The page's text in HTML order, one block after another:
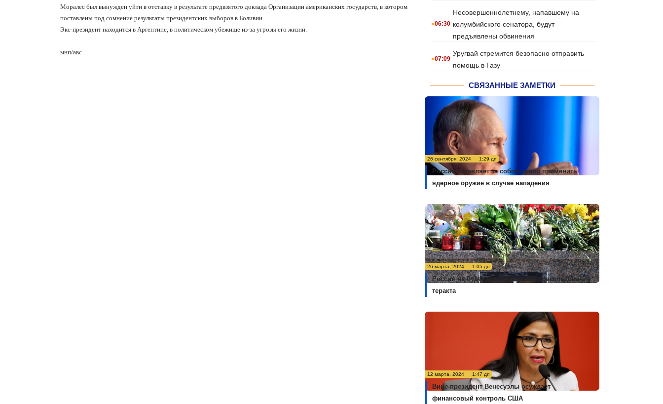
Моралес был вынужден уйти в отставку в результате предвзятого доклада Организации американских государств, в котором
поставлены под сомнение результаты президентских выборов в Боливии.
Экс-президент находится в Аргентине, в политическом убежище из-за угрозы его жизни.
мнп/авс
.06:30
Несовершеннолетнему, напавшему на
колумбийского сенатора, будут
предъявлены обвинения
.07:09
Уругвай стремится безопасно отправить
помощь в Газу
СВЯЗАННЫЕ ЗАМЕТКИ
26 сентября, 2024 1:29 дп
Россия оставляет за собой право применить
ядерное оружие в случае нападения
26 марта, 2024 1:05 дп
Россия не будет комментировать расследование
теракта
12 марта, 2024 1:47 дп
Вице-президент Венесуэлы осуждает
финансовый контроль США